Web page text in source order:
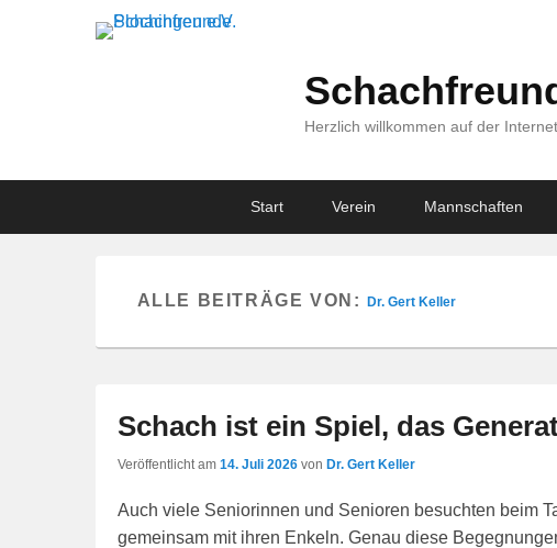
Herzlich willkommen auf der
Start Verein Mannschaften
ALLE BEITRÄGE VON: Dr. Gert Keller
Schach ist ein Spiel, das
Veröffentlicht am 14. Juli 2026 von Dr. Gert Keller
Auch viele Seniorinnen und Senioren besuchten beim
gemeinsam mit ihren Enkeln. Genau diese